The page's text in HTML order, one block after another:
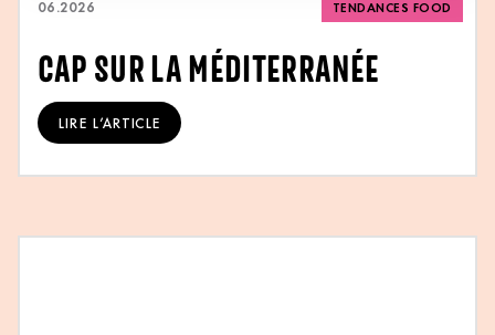
06.2026 TENDANCES FOOD
CAP SUR LA MÉDITERRANÉE
LIRE L’ARTICLE